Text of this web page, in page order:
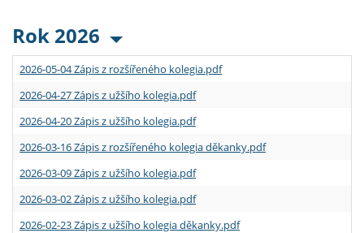
Rok 2026
2026-05-04 Zápis z rozšířeného kolegia.pdf
2026-04-27 Zápis z užšího kolegia.pdf
2026-04-20 Zápis z užšího kolegia.pdf
2026-03-16 Zápis z rozšířeného kolegia děkanky.pdf
2026-03-09 Zápis z užšího kolegia.pdf
2026-03-02 Zápis z užšího kolegia.pdf
2026-02-23 Zápis z užšího kolegia děkanky.pdf